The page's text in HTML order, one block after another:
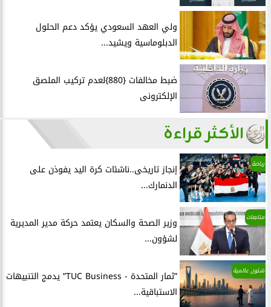
ولي العهد السعودي يؤكد دعم الحلول
الدبلوماسية ويشيد...
ضبط مخالفات {880}لعدم تركيب الملصق
الإلكترونى
الأكثر قراءة
رياضة
إنجاز تاريخى..ناشئات كرة اليد يفوذن على
الدنمارك...
متابعات
وزير الصحة والسكان يعتمد حركة مدير المديرية
لشؤون...
شئون عالمية
”ثمار المتحدة - TUC Business” يدمج التنبيهات
الاستباقية...